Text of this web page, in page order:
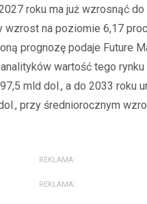
roku ma już wzrosnąć
wzrost na poziomie 6,17
prognozę podaje Future
wartość tego rynku
mld dol., a do 2033 roku
przy średniorocznym
REKLAMA:
REKLAMA: